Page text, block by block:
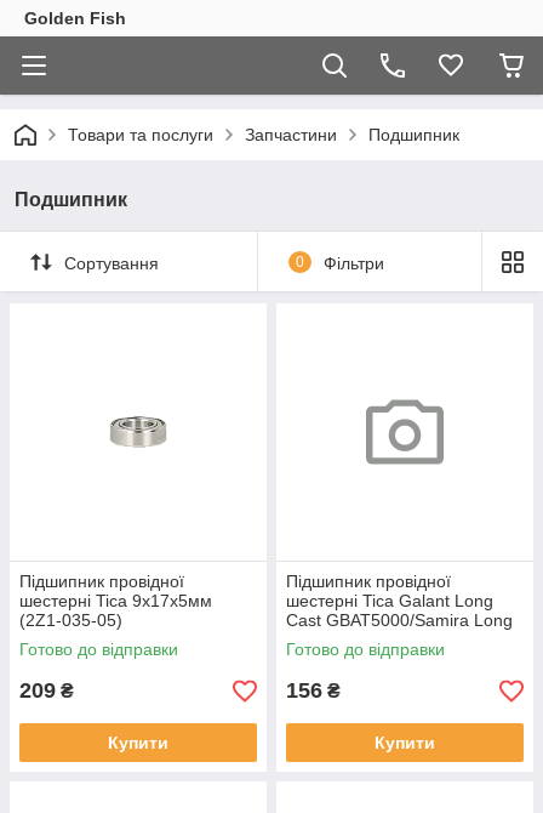
Golden Fish
Товари та послуги Запчастини Подшипник
Подшипник
Сортування 0 Фільтри
Підшипник провідної
шестерні Tica 9x17x5мм
(2Z1-035-05)
Готово до відправки
209 ₴
Купити
Підшипник провідної
шестерні Tica Galant Long
Cast GBAT5000/Samira Long
Cast SBAT5000 9x17x4мм
(2Z1-007-05)
Готово до відправки
156 ₴
Купити